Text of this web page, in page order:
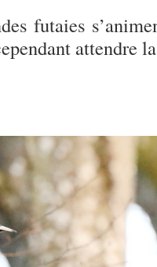
futaies
attendre